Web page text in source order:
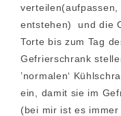
entstehen) und die
Torte bis zum Tag
Gefrierschrank
’normalen‘
ein, damit sie im
(bei mir ist es